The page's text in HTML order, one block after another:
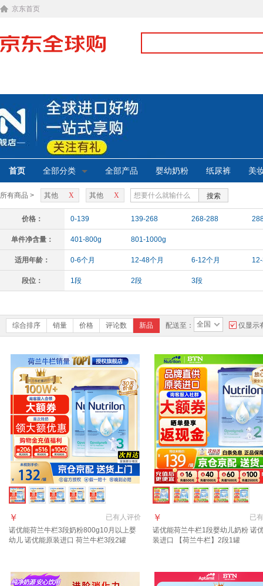
京东首页
首页 全部分类 全部产品 婴幼奶粉 纸尿裤 美
所有商品 > X
其他 X
其他 搜索
价格： 0-139 139-268 268-288
单件净含量： 401-800g 801-1000g
适用年龄： 0-6个月 12-48个月 6-12个月
段位： 1段 2段 3段
综合排序 销量 价格 评论数 新品 配送至： 全国 仅显示
已有人评价
￥
诺优能荷兰牛栏3段奶粉800g10月以上婴
幼儿 诺优能原装进口 荷兰牛栏3段2罐
已有
￥
诺优能荷兰牛栏1段婴幼儿奶粉 诺
装进口 【荷兰牛栏】2段1罐